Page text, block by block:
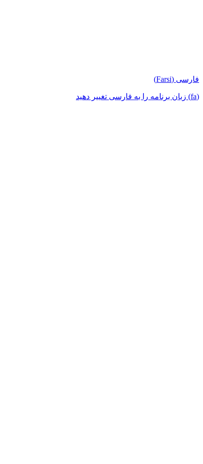
فارسی (Farsi)
(fa) زبان برنامه را به فارسی تغییر دهید